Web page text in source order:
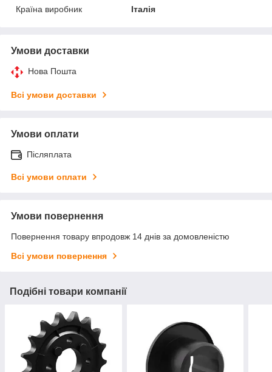
Країна виробник
Італія
Умови доставки
Нова Пошта
Всі умови доставки
Умови оплати
Післяплата
Всі умови оплати
Умови повернення
Повернення товару впродовж 14 днів за домовленістю
Всі умови повернення
Подібні товари компанії